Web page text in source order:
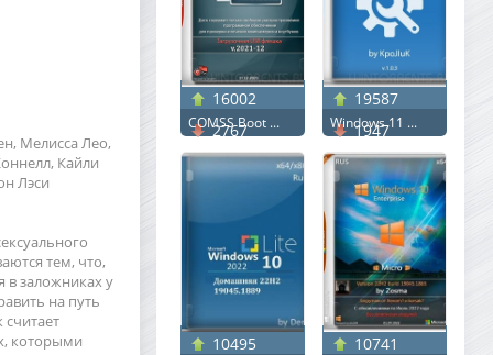
Мелисса Лео,
Кайли
Лэси
тем, что,
в заложниках у
на путь
которыми
16002
2767
COMSS Boot ...
19587
1947
Windows 11 ...
10495
10741